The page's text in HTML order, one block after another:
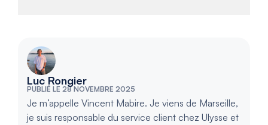
Luc Rongier
PUBLIÉ LE 28 NOVEMBRE 2025
Je m’appelle Vincent Mabire. Je viens de Marseille,
je suis responsable du service client chez Ulysse et